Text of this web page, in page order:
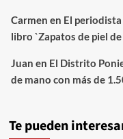
Carmen en El
libro `Zapatos de piel de
Juan en El Distrito
de mano con más de
Te pueden